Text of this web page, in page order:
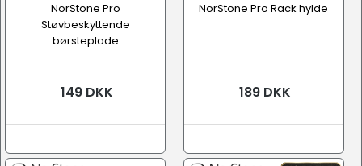
NorStone Pro
Støvbeskyttende
børsteplade
149 DKK
NorStone Pro Rack hylde
189 DKK